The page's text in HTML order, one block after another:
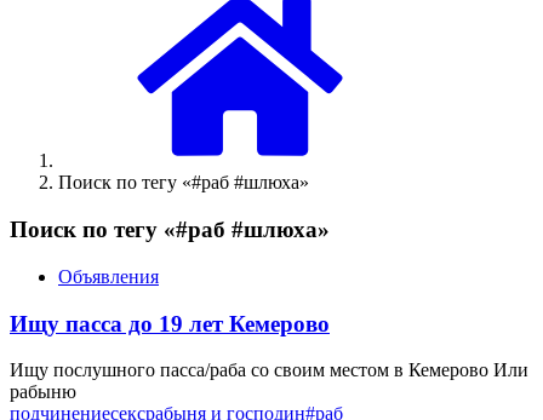
Поиск по тегу «#раб #шлюха»
Поиск по тегу «#раб #шлюха»
Объявления
Ищу пасса до 19 лет Кемерово
Ищу послушного пасса/раба со своим местом в Кемерово Или
рабыню
подчинениесексрабыня и господин#раб